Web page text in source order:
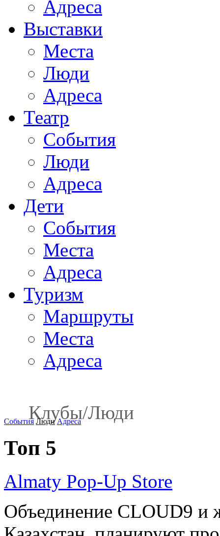
Адреса
Выставки
Места
Люди
Адреса
Театр
События
Люди
Адреса
Дети
События
Места
Адреса
Туризм
Маршруты
Места
Адреса
Клубы/Люди
События Люди Адреса
Топ 5
Almaty Pop-Up Store
Объединение CLOUD9 и